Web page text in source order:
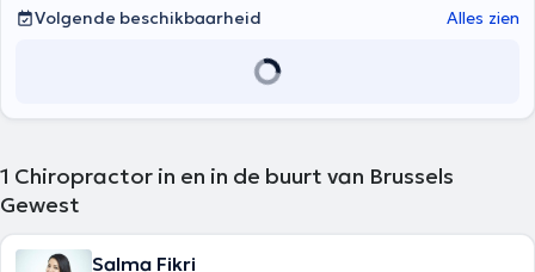
Volgende beschikbaarheid
Alles zien
1 Chiropractor in en in de buurt van Brussels
Gewest
Salma Fikri